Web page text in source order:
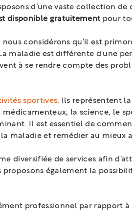
d’une vaste collection
disponible gratuitementpour
considérons qu’il est
La maladie est différente d'une
à se rendre compte des
sportives. Ils représentent
la science, le
Il est essentiel de
maladie et remédier au mieux
diversifiée de services afin
également la
professionnel par rapport